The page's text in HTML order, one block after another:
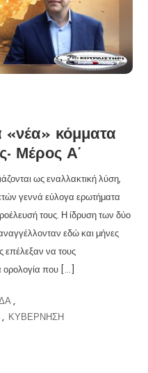
«νέα» κόμματα
Μέρος Α’
ως εναλλακτική λύση,
γεννά εύλογα ερωτήματα
τους. Η ίδρυση των δύο
εδώ και μήνες
επέλεξαν να τους
ορολογία που […]
,
, ΚΥΒΕΡΝΗΣΗ